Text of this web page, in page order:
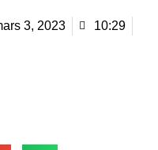
3, 2023
10:29